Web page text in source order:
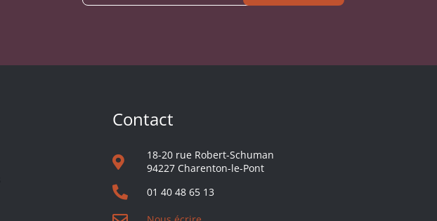
Contact
18-20 rue Robert-Schuman
94227 Charenton-le-Pont
01 40 48 65 13